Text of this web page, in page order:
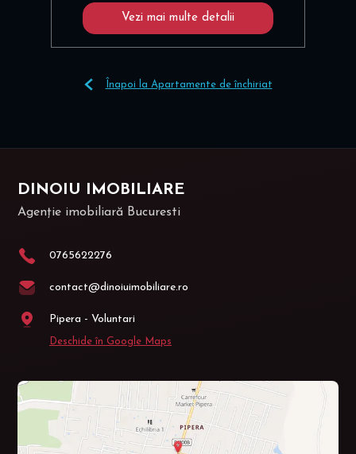
Vezi mai multe detalii
Înapoi la Apartamente de închiriat
DINOIU IMOBILIARE
Agenție imobiliară Bucuresti
0765622276
contact@dinoiuimobiliare.ro
Pipera - Voluntari
Deschide în Google Maps